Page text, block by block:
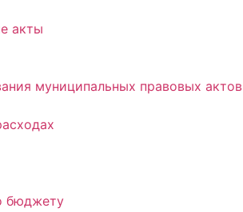
акты
муниципальных правовых актов
бюджету